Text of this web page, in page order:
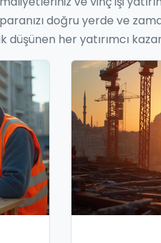
doğru yerde ve
her yatırımcı